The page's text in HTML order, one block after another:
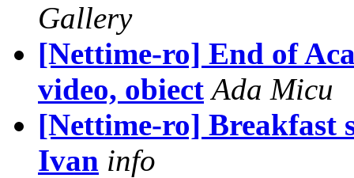
Gallery
[Nettime-ro] End of
video, obiect Ada Micu
[Nettime-ro] Breakfast
Ivan info